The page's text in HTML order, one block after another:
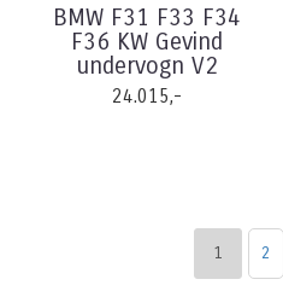
BMW F31 F33 F34
F36 KW Gevind
undervogn V2
24.015,-
1 2